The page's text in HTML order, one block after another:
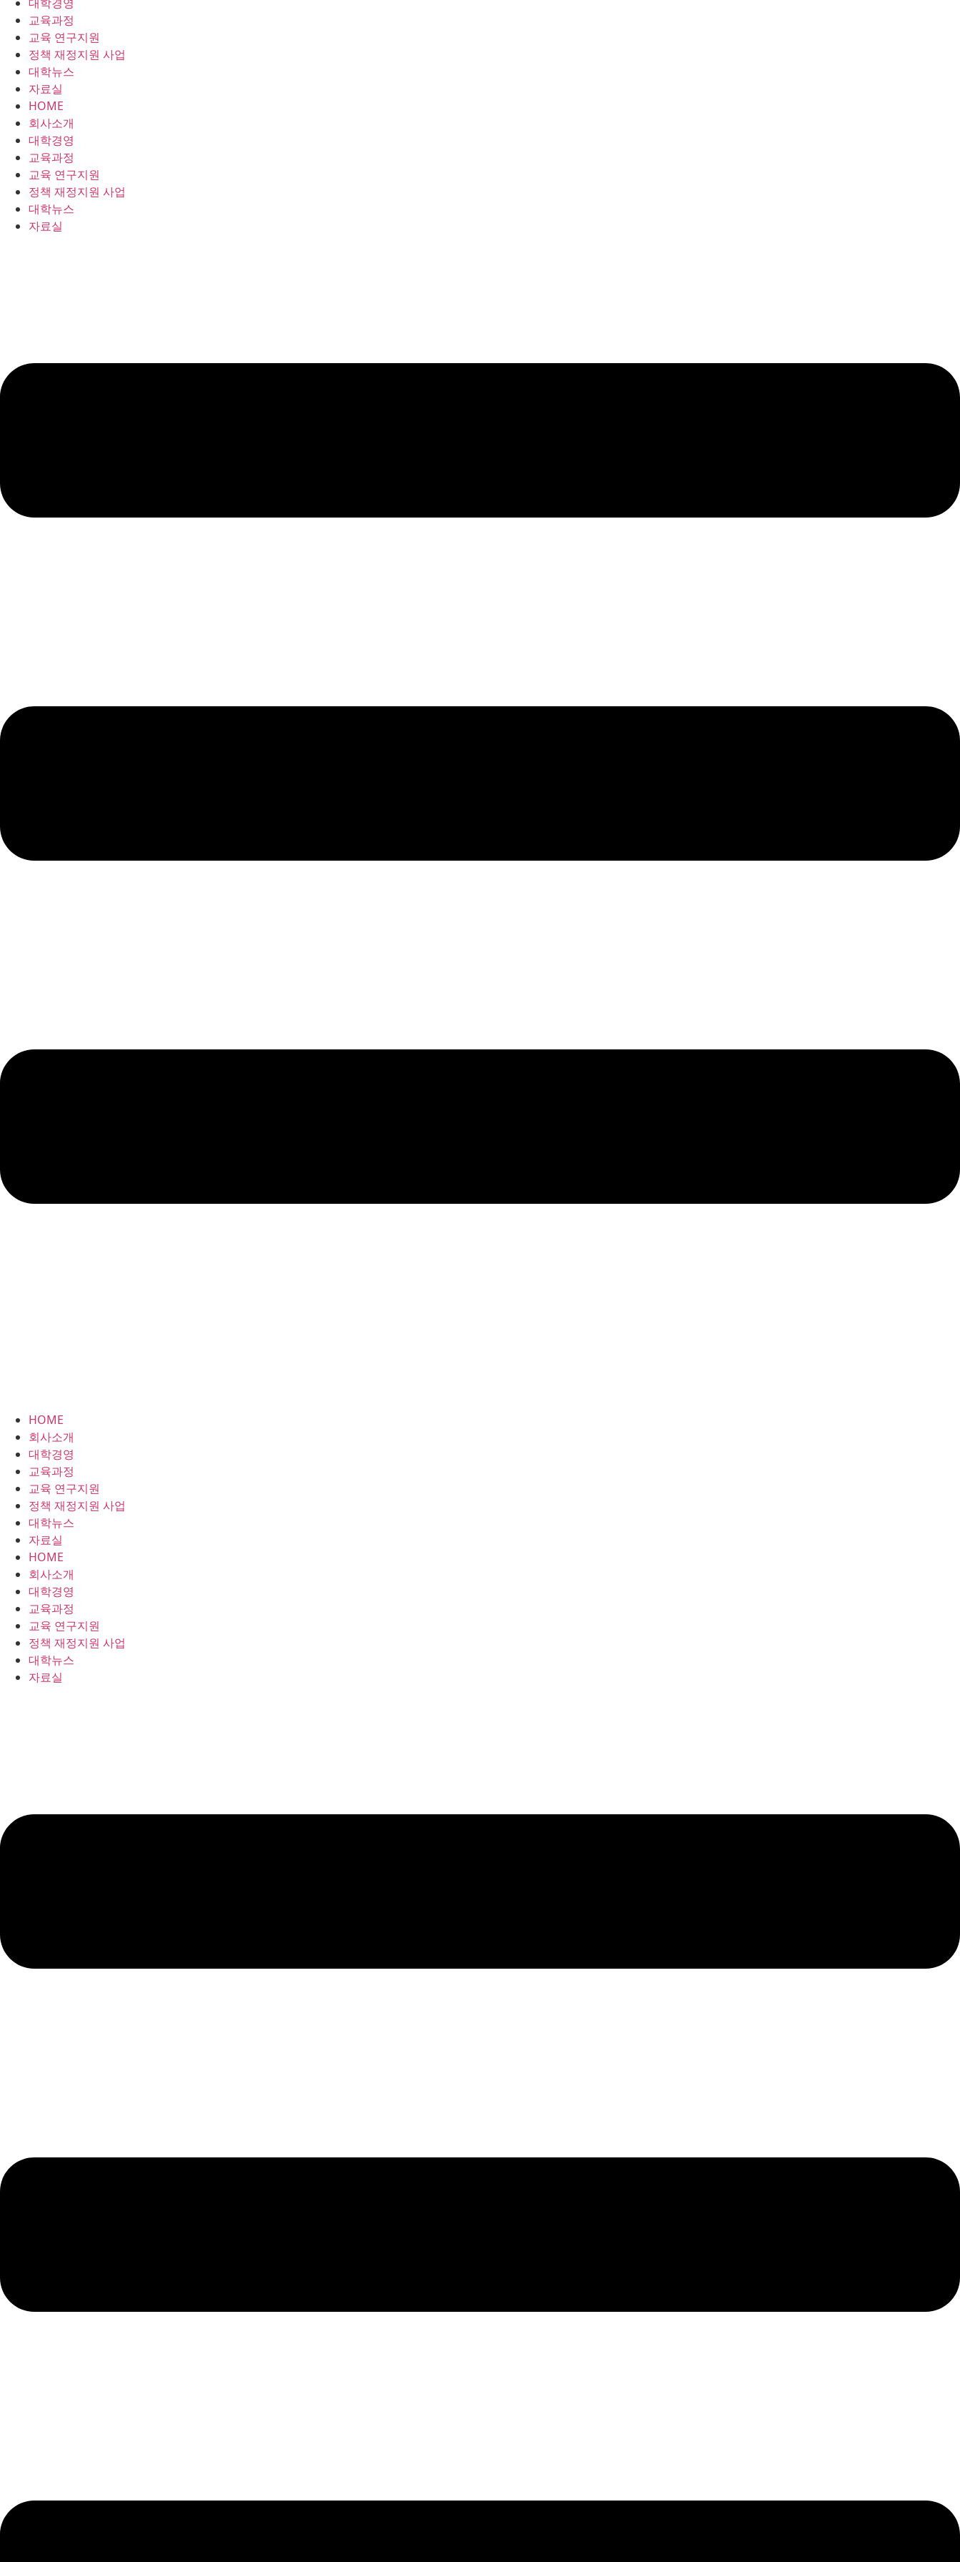
교육과정
교육 연구지원
정책 재정지원 사업
대학뉴스
자료실
HOME
회사소개
대학경영
교육과정
교육 연구지원
정책 재정지원 사업
대학뉴스
자료실
HOME
회사소개
대학경영
교육과정
교육 연구지원
정책 재정지원 사업
대학뉴스
자료실
HOME
회사소개
대학경영
교육과정
교육 연구지원
정책 재정지원 사업
대학뉴스
자료실